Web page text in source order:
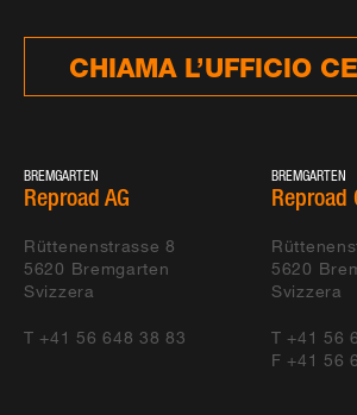
CHIAMA L’UFFICIO
BREMGARTEN
Reproad AG
Rüttenenstrasse 8
5620 Bremgarten
Svizzera
T +41 56 648 38 83
BREMGARTEN
Reproad
5620
Svizzera
T +41 56
F +41 56